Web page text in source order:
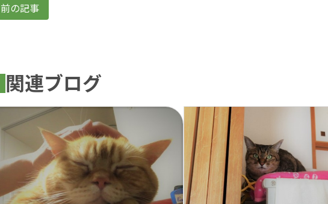
前の記事
関連ブログ